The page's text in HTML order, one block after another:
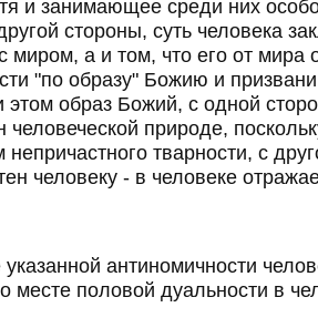
и занимающее среди них
стороны, суть человека
миром, а и том, что его от мира
"по образу" Божию и
этом образ Божий, с одной
человеческой природе,
непричастного тварности, с
человеку - в человеке
антиномичности
месте половой дуальности в